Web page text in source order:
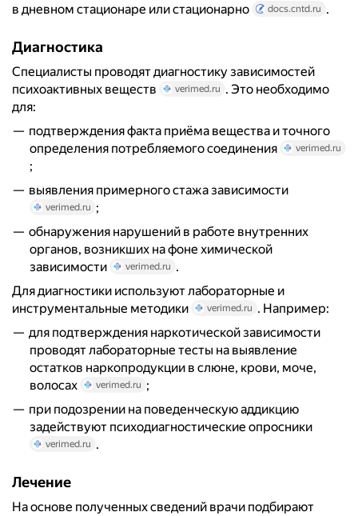
в дневном стационаре или стационарно
docs.cntd.ru .
Диагностика
Специалисты проводят диагностику зависимостей
психоактивных веществ
verimed.ru . Это необходимо
для:
подтверждения факта приёма вещества и точного
определения потребляемого соединения
verimed.ru
;
выявления примерного стажа зависимости
verimed.ru ;
обнаружения нарушений в работе внутренних
органов, возникших на фоне химической
зависимости
verimed.ru .
Для диагностики используют лабораторные и
инструментальные методики
verimed.ru . Например:
для подтверждения наркотической зависимости
проводят лабораторные тесты на выявление
остатков наркопродукции в слюне, крови, моче,
волосах
verimed.ru ;
при подозрении на поведенческую аддикцию
задействуют психодиагностические опросники
verimed.ru .
Лечение
На основе полученных сведений врачи подбирают